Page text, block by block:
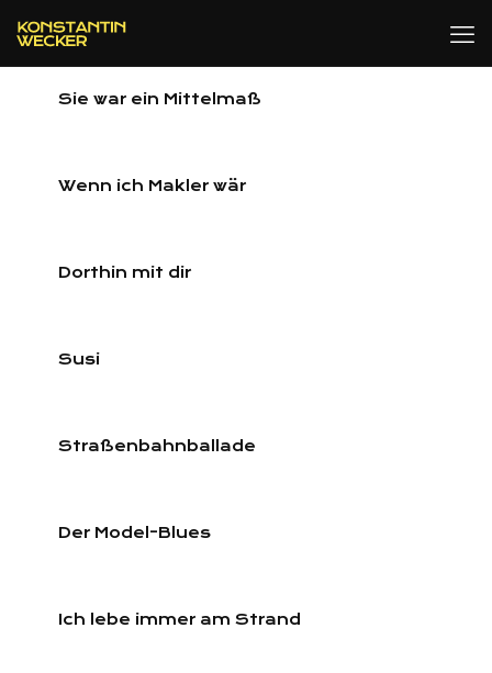
Sie war ein Mittelmaß
Wenn ich Makler wär
Dorthin mit dir
Susi
Straßenbahnballade
Der Model-Blues
Ich lebe immer am Strand